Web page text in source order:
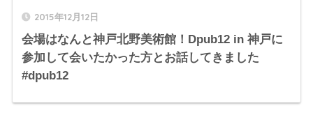
2015年12月12日
会場はなんと神戸北野美術館！Dpub12 in 神戸に
参加して会いたかった方とお話してきました
#dpub12